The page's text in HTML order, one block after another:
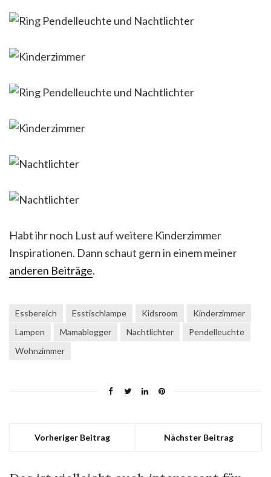
Habt ihr noch Lust auf weitere Kinderzimmer
Inspirationen. Dann schaut gern in einem meiner
anderen Beiträge.
Essbereich Esstischlampe Kidsroom
Kinderzimmer
Lampen
Mamablogger Nachtlichter
Pendelleuchte
Wohnzimmer
Vorheriger Beitrag Nächster Beitrag